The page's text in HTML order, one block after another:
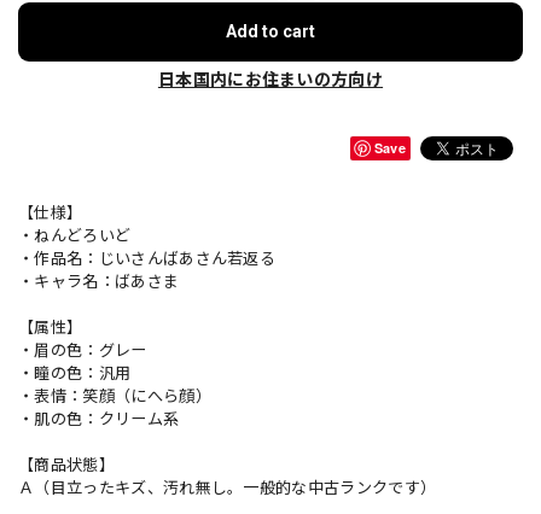
Add to cart
日本国内にお住まいの方向け
Save
【仕様】
・ねんどろいど
・作品名：じいさんばあさん若返る
・キャラ名：ばあさま
【属性】
・眉の色：グレー
・瞳の色：汎用
・表情：笑顔（にへら顔）
・肌の色：クリーム系
【商品状態】
Ａ（目立ったキズ、汚れ無し。一般的な中古ランクです）